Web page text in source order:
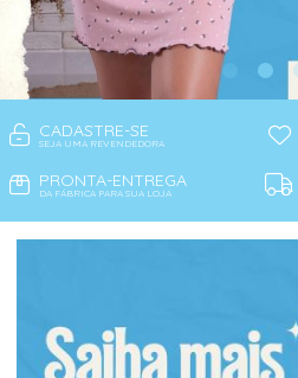
CADASTRE-SE
SEJA UMA REVENDEDORA
PRONTA-ENTREGA
DA FÁBRICA PARA SUA LOJA